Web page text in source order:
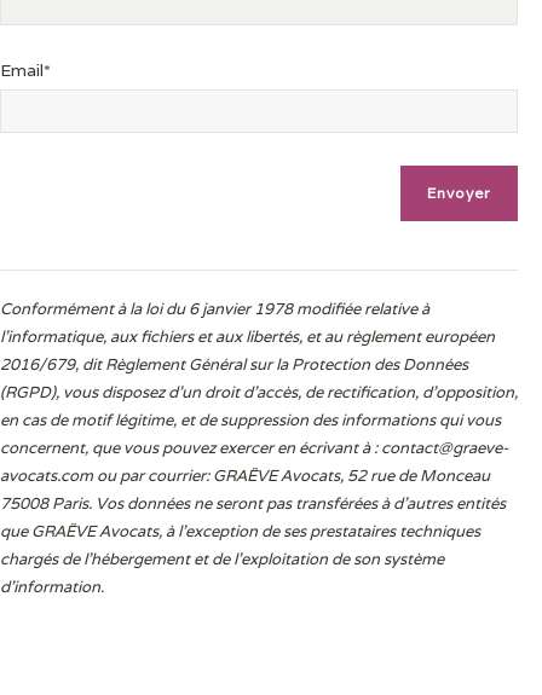
Email*
Conformément à la loi du 6 janvier 1978 modifiée relative à
l'informatique, aux fichiers et aux libertés, et au règlement européen
2016/679, dit Règlement Général sur la Protection des Données
(RGPD), vous disposez d’un droit d’accès, de rectification, d’opposition,
en cas de motif légitime, et de suppression des informations qui vous
concernent, que vous pouvez exercer en écrivant à :contact@graeve-
avocats.com ou par courrier: GRAËVE Avocats, 52 rue de Monceau
75008 Paris. Vos données ne seront pas transférées à d’autres entités
que GRAËVE Avocats, à l’exception de ses prestataires techniques
chargés de l’hébergement et de l’exploitation de son système
d’information.